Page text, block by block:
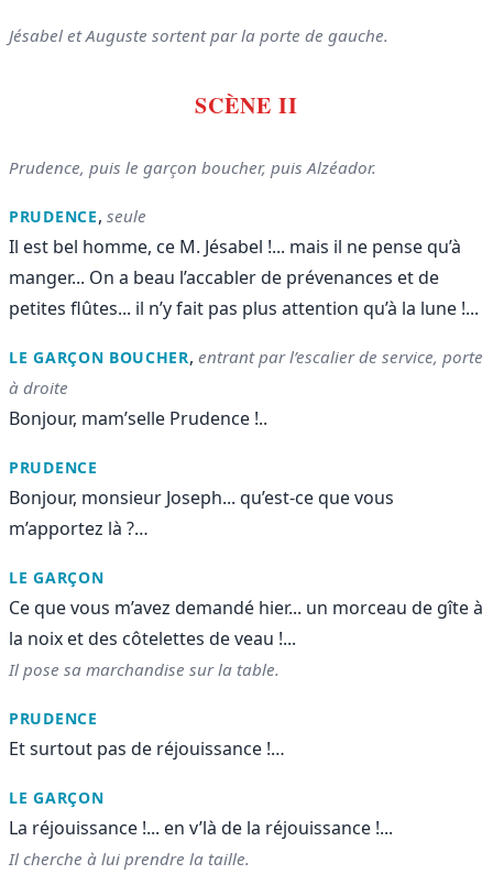
Jésabel et Auguste sortent par la porte de gauche.
SCÈNE II
Prudence, puis le garçon boucher, puis Alzéador.
PRUDENCE, seule
Il est bel homme, ce M. Jésabel !... mais il ne pense qu’à
manger... On a beau l’accabler de prévenances et de
petites flûtes... il n’y fait pas plus attention qu’à la lune !...
LE GARÇON BOUCHER, entrant par l’escalier de service, porte
à droite
Bonjour, mam’selle Prudence !..
PRUDENCE
Bonjour, monsieur Joseph... qu’est-ce que vous
m’apportez là ?…
LE GARÇON
Ce que vous m’avez demandé hier... un morceau de gîte à
la noix et des côtelettes de veau !...
Il pose sa marchandise sur la table.
PRUDENCE
Et surtout pas de réjouissance !…
LE GARÇON
La réjouissance !... en v’là de la réjouissance !...
Il cherche à lui prendre la taille.